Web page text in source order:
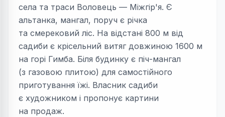
села та траси Воловець — Міжгір'я. Є
альтанка, мангал, поруч є річка
та смерековий ліс. На відстані 800 м від
садиби є крісельний витяг довжиною 1600 м
на горі Гимба. Біля будинку є піч-мангал
(з газовою плитою) для самостійного
приготування їжі. Власник садиби
є художником і пропонує картини
на продаж.